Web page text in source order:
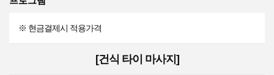
※ 현금결제시 적용가격
[건식 타이 마사지]